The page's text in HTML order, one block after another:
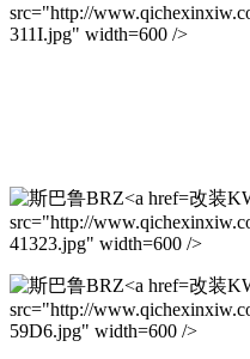
src="http://
311I.jpg" width=600 />
改装
src="http://
41323.jpg" width=600 />
改装
src="http://
59D6.jpg" width=600 />